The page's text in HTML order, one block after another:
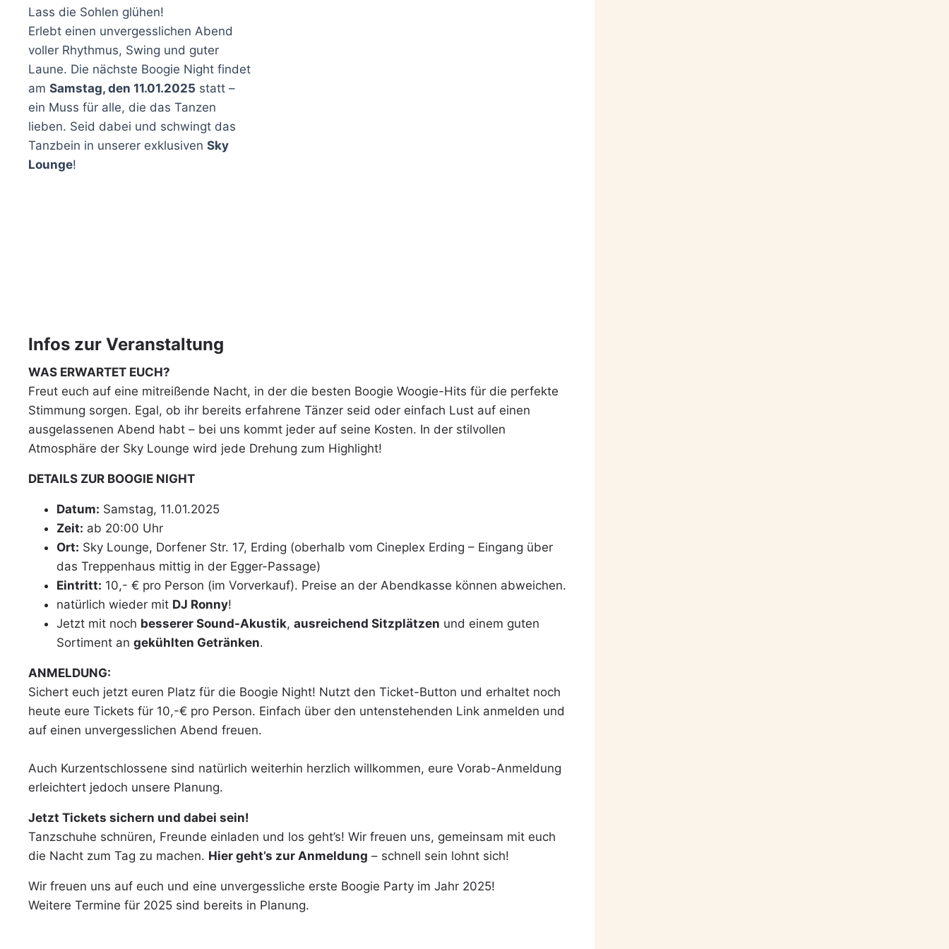
Lass die Sohlen glühen!
Erlebt einen unvergesslichen Abend
voller Rhythmus, Swing und guter
Laune. Die nächste Boogie Night findet
am Samstag, den 11.01.2025 statt –
ein Muss für alle, die das Tanzen
lieben. Seid dabei und schwingt das
Tanzbein in unserer exklusiven Sky
Lounge!
Infos zur Veranstaltung
WAS ERWARTET EUCH?
Freut euch auf eine mitreißende Nacht, in der die besten Boogie Woogie-Hits für die perfekte
Stimmung sorgen. Egal, ob ihr bereits erfahrene Tänzer seid oder einfach Lust auf einen
ausgelassenen Abend habt – bei uns kommt jeder auf seine Kosten. In der stilvollen
Atmosphäre der Sky Lounge wird jede Drehung zum Highlight!
DETAILS ZUR BOOGIE NIGHT
Datum: Samstag, 11.01.2025
Zeit: ab 20:00 Uhr
Ort: Sky Lounge, Dorfener Str. 17, Erding (oberhalb vom Cineplex Erding – Eingang über
das Treppenhaus mittig in der Egger-Passage)
Eintritt: 10,- € pro Person (im Vorverkauf). Preise an der Abendkasse können abweichen.
natürlich wieder mit DJ Ronny!
Jetzt mit noch besserer Sound-Akustik, ausreichend Sitzplätzen und einem guten
Sortiment an gekühlten Getränken.
ANMELDUNG:
Sichert euch jetzt euren Platz für die Boogie Night! Nutzt den Ticket-Button und erhaltet noch
heute eure Tickets für 10,-€ pro Person. Einfach über den untenstehenden Link anmelden und
auf einen unvergesslichen Abend freuen.
Auch Kurzentschlossene sind natürlich weiterhin herzlich willkommen, eure Vorab-Anmeldung
erleichtert jedoch unsere Planung.
Jetzt Tickets sichern und dabei sein!
Tanzschuhe schnüren, Freunde einladen und los geht’s! Wir freuen uns, gemeinsam mit euch
die Nacht zum Tag zu machen. Hier geht’s zur Anmeldung – schnell sein lohnt sich!
Wir freuen uns auf euch und eine unvergessliche erste Boogie Party im Jahr 2025!
Weitere Termine für 2025 sind bereits in Planung.